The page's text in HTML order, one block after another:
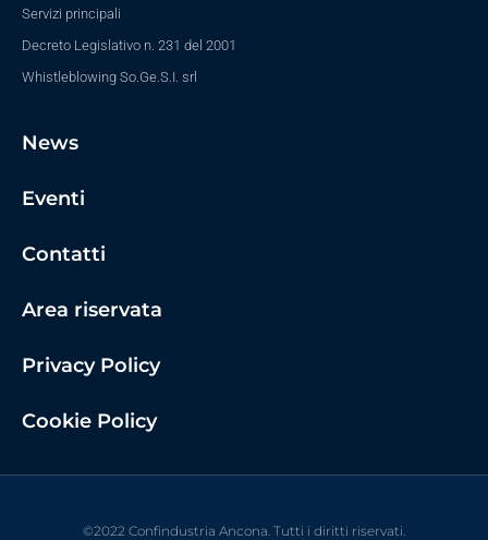
Servizi principali
Decreto Legislativo n. 231 del 2001
Whistleblowing So.Ge.S.I. srl
News
Eventi
Contatti
Area riservata
Privacy Policy
Cookie Policy
©2022 Confindustria Ancona. Tutti i diritti riservati.